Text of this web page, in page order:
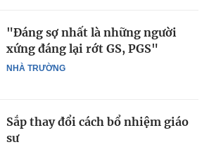
NHÀ TRƯỜNG
"Đáng sợ nhất là những người
xứng đáng lại rớt GS, PGS"
Sắp thay đổi cách bổ nhiệm giáo
sư